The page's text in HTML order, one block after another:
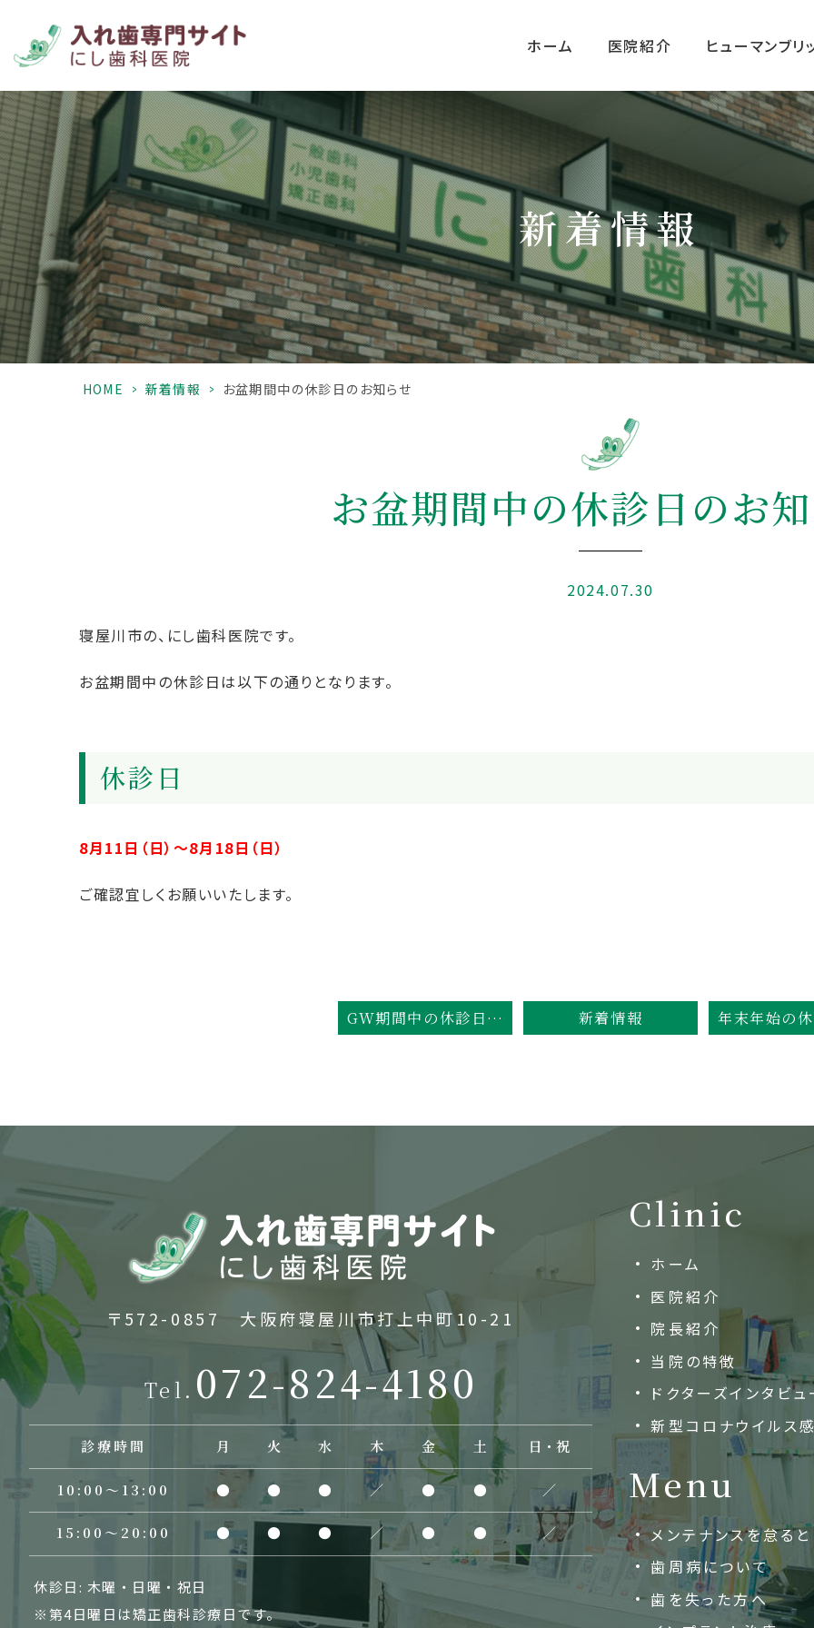
ホーム 医院紹介 ヒューマンブリ
新着情報
HOME > 新着情報 > お盆期間中の休診日のお知らせ
お盆期間中の休診日のお
2024.07.30
寝屋川市の、にし歯科医院です。
お盆期間中の休診日は以下の通りとなります。
休診日
8月11日（日） 〜8月18日（日）
ご確認宜しくお願いいたします。
GW期間中の休診日のお知らせ 新着情報
〒572-0857 大阪府寝屋川市打上中町10-21
Tel. 072-824-4180
診療時間 月 火 水 木 金 土 日・祝
10:00〜13:00 ● ● ● ／ ● ● ／
15:00〜20:00 ● ● ● ／ ● ● ／
休診日: 木曜・日曜・祝日
※第4日曜日は矯正歯科診療日です。
Clinic
ホーム
医院紹介
院長紹介
当院の特徴
ドクターズインタビ
新型コロナウイルス
Menu
メンテナンスを怠ると
歯周病について
歯を失った方へ